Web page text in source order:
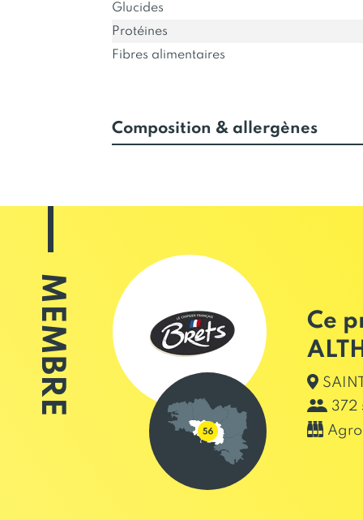
Glucides
Protéines
Fibres alimentaires
Composition & allergènes
MEMBRE
Ce
372